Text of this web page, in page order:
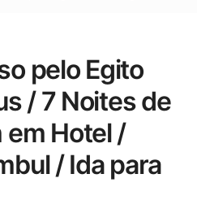
pelo Egito
/ 7 Noites de
Hotel /
/ Ida para